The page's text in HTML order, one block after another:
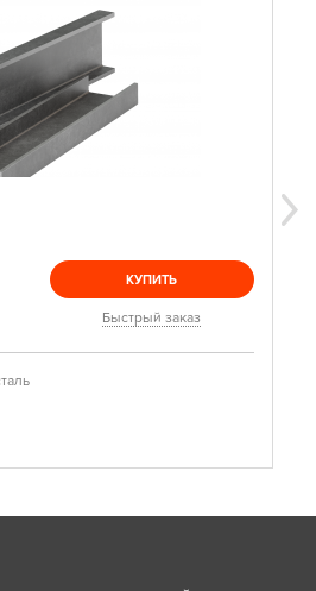
КУПИТЬ
Быстрый заказ